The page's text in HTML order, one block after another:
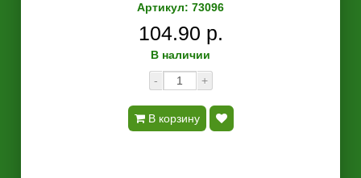
Артикул: 73096
104.90 р.
В наличии
-
+
В корзину